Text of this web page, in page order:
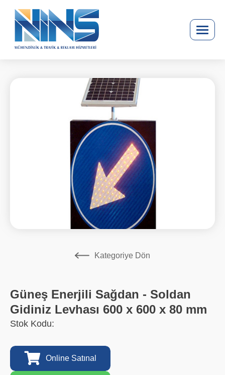
Kategoriye Dön
Güneş Enerjili Sağdan - Soldan
Gidiniz Levhası 600 x 600 x 80 mm
Stok Kodu:
Online Satınal